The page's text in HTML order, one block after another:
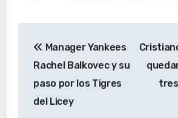
de
entradas
Manager Yankees
Rachel Balkovec y su
paso por los Tigres
del Licey